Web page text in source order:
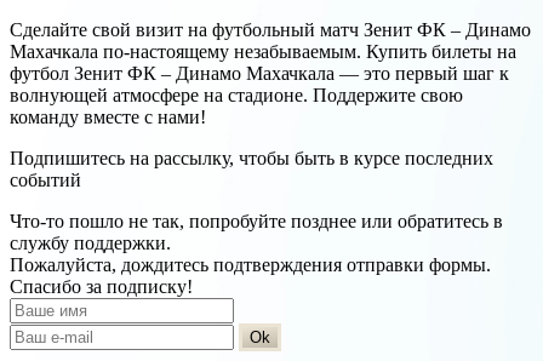
Сделайте свой визит на футбольный матч Зенит ФК – Динамо
Махачкала по-настоящему незабываемым. Купить билеты на
футбол Зенит ФК – Динамо Махачкала — это первый шаг к
волнующей атмосфере на стадионе. Поддержите свою
команду вместе с нами!
Подпишитесь на рассылку, чтобы быть в курсе последних
событий
Что-то пошло не так, попробуйте позднее или обратитесь в
службу поддержки.
Пожалуйста, дождитесь подтверждения отправки формы.
Спасибо за подписку!
Ok